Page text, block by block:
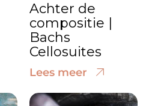
Achter de
compositie |
Bachs
Cellosuites
Lees meer